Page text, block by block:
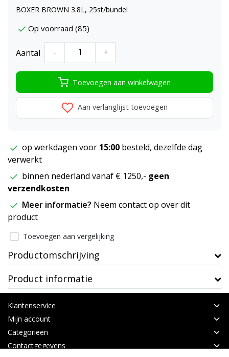
BOXER BROWN 3.8L, 25st/bundel
Op voorraad (85)
Aantal - +
Toevoegen aan winkelwagen
Aan verlanglijst toevoegen
op werkdagen voor 15:00 besteld, dezelfde dag
verwerkt
binnen nederland vanaf € 1250,- geen
verzendkosten
Meer informatie? Neem contact op over dit
product
Toevoegen aan vergelijking
Productomschrijving
Product informatie
Klantenservice
Mijn account
Categorieën
Contactgegevens